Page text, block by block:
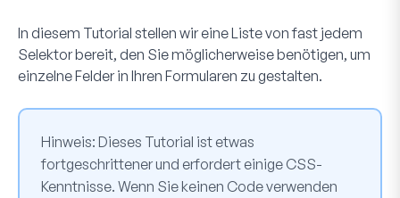
In diesem Tutorial stellen wir eine Liste von fast jedem
Selektor bereit, den Sie möglicherweise benötigen, um
einzelne Felder in Ihren Formularen zu gestalten.
Hinweis: Dieses Tutorial ist etwas
fortgeschrittener und erfordert einige CSS-
Kenntnisse. Wenn Sie keinen Code verwenden